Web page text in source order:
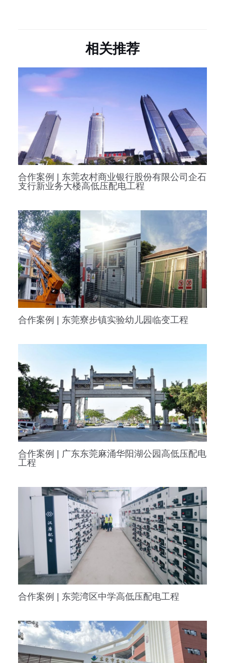
相关推荐
合作案例 | 东莞农村商业银行股份有限公司企石
支行新业务大楼高低压配电工程
合作案例 | 东莞寮步镇实验幼儿园临变工程
合作案例 | 广东东莞麻涌华阳湖公园高低压配电
工程
合作案例 | 东莞湾区中学高低压配电工程